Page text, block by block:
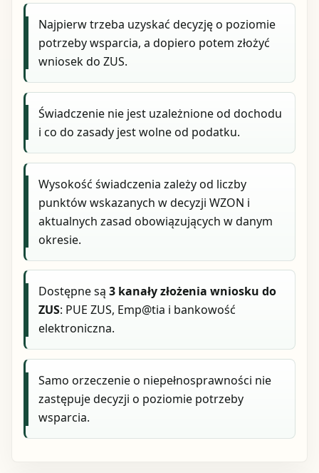
Najpierw trzeba uzyskać decyzję o poziomie
potrzeby wsparcia, a dopiero potem złożyć
wniosek do ZUS.
Świadczenie nie jest uzależnione od dochodu
i co do zasady jest wolne od podatku.
Wysokość świadczenia zależy od liczby
punktów wskazanych w decyzji WZON i
aktualnych zasad obowiązujących w danym
okresie.
Dostępne są3 kanały złożenia wniosku do
ZUS: PUE ZUS, Emp@tia i bankowość
elektroniczna.
Samo orzeczenie o niepełnosprawności nie
zastępuje decyzji o poziomie potrzeby
wsparcia.